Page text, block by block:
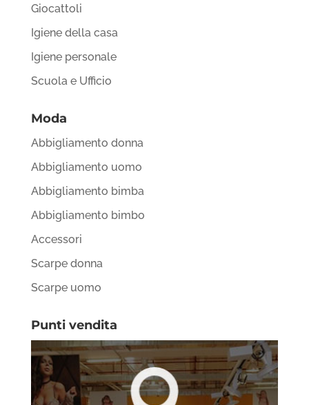
Giocattoli
Igiene della casa
Igiene personale
Scuola e Ufficio
Moda
Abbigliamento donna
Abbigliamento uomo
Abbigliamento bimba
Abbigliamento bimbo
Accessori
Scarpe donna
Scarpe uomo
Punti vendita